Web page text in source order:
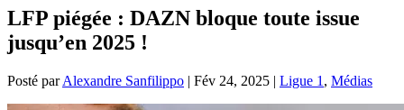
LFP piégée : DAZN bloque toute issue
jusqu’en 2025 !
Posté parAlexandre Sanfilippo | Fév 24, 2025 | Ligue 1 , Médias